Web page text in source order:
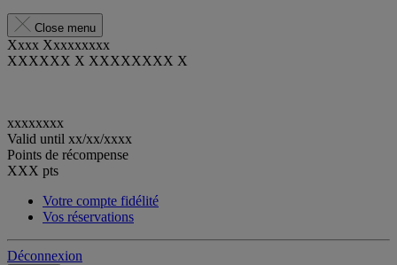
Close menu
Xxxx Xxxxxxxxx
XXXXXX X XXXXXXXX X
xxxxxxxx
Valid until xx/xx/xxxx
Points de récompense
XXX pts
Votre compte fidélité
Vos réservations
Déconnexion